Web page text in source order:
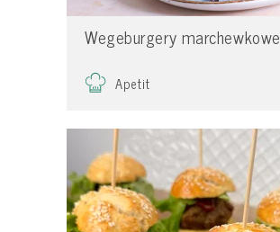
Wegeburgery marchewkowe
Apetit